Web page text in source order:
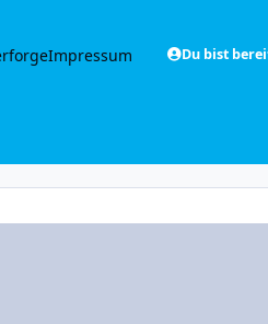
Impressum Du bist